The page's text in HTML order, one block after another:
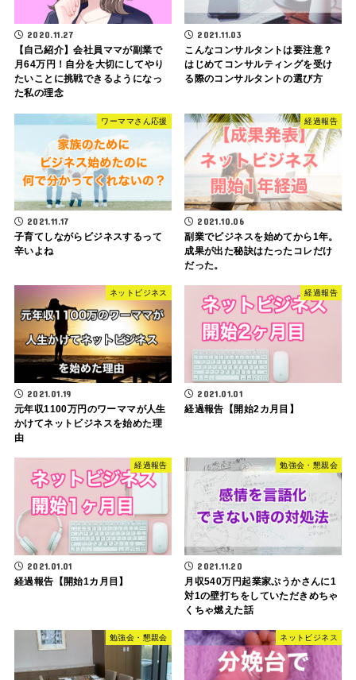
2020.11.27
【自己紹介】会社員ママが副業で
月64万円！自分を大切にしてやり
たいことに挑戦できるようになっ
た私の理念
2021.11.03
こんなコンサルタントは要注意？
はじめてコンサルティングを受け
る際のコンサルタントの選び方
ワーママさん応援
2021.11.17
子育てしながらビジネスするって
辛いよね
経過報告
2021.10.06
副業でビジネスを始めてから1年。
成果が出た秘訣はたったコレだけ
だった。
ネットビジネス
2021.01.19
元年収1100万円のワーママが人生
かけてネットビジネスを始めた理
由
経過報告
2021.01.01
経過報告【開始2カ月目】
経過報告
2021.01.01
経過報告【開始1カ月目】
勉強会・懇親会
2021.11.20
月収540万円起業家ぷうかさんに1
対1の壁打ちをしていただきめちゃ
くちゃ燃えた話
勉強会・懇親会 ネットビジネス